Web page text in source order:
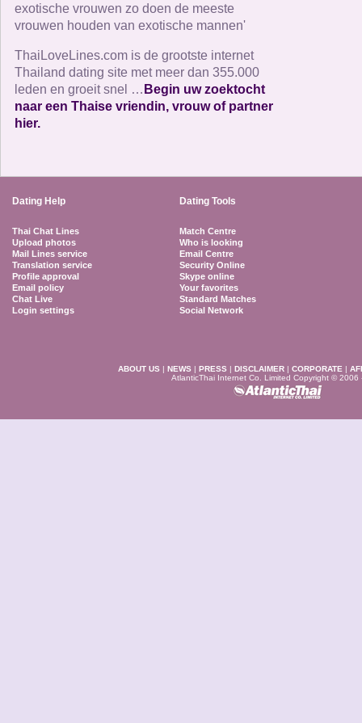
exotische vrouwen zo doen de meeste
vrouwen houden van exotische mannen'
ThaiLoveLines.com is de grootste internet
Thailand dating site met meer dan 355.000
leden en groeit snel … Begin uw zoektocht
naar een Thaise vriendin, vrouw of partner
hier.
Dating Help Dating Tools
Thai Chat Lines
Upload photos
Mail Lines service
Translation service
Profile approval
Email policy
Chat Live
Login settings
Match Centre
Who is looking
Email Centre
Security Online
Skype online
Your favorites
Standard Matches
Social Network
ABOUT US | NEWS | PRESS | DISCLAIMER | CORPORATE |
AtlanticThai Internet Co. Limited Copyright © 2006